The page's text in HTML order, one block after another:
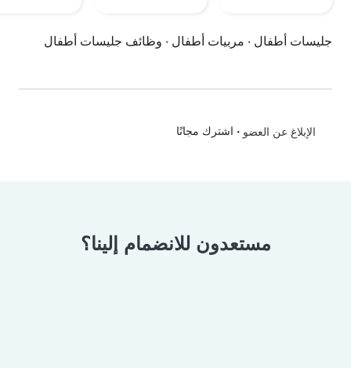
جليسات أطفال · مربيات أطفال · وظائف جليسات أطفال
الإبلاغ عن العضو • اشترك مجانًا
مستعدون للانضمام إلينا؟